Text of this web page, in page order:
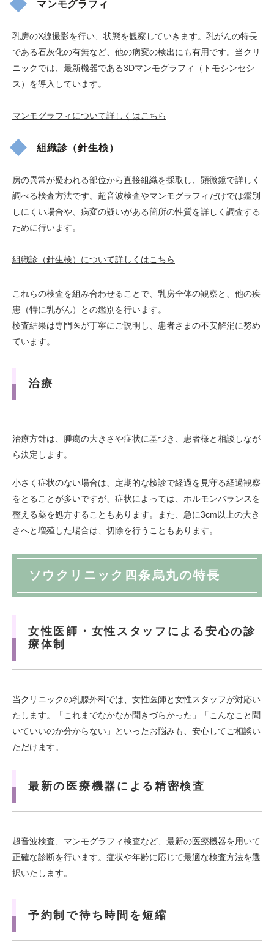
マンモグラフィ
乳房のX線撮影を行い、状態を観察していきます。乳がんの特長
である石灰化の有無など、他の病変の検出にも有用です。当クリ
ニックでは、最新機器である3Dマンモグラフィ（トモシンセシ
ス）を導入しています。
マンモグラフィについて詳しくはこちら
組織診（針生検）
房の異常が疑われる部位から直接組織を採取し、顕微鏡で詳しく
調べる検査方法です。超音波検査やマンモグラフィだけでは鑑別
しにくい場合や、病変の疑いがある箇所の性質を詳しく調査する
ために行います。
組織診（針生検）について詳しくはこちら
これらの検査を組み合わせることで、乳房全体の観察と、他の疾
患（特に乳がん）との鑑別を行います。
検査結果は専門医が丁寧にご説明し、患者さまの不安解消に努め
ています。
治療
治療方針は、腫瘍の大きさや症状に基づき、患者様と相談しなが
ら決定します。
小さく症状のない場合は、定期的な検診で経過を見守る経過観察
をとることが多いですが、症状によっては、ホルモンバランスを
整える薬を処方することもあります。また、急に3cm以上の大き
さへと増殖した場合は、切除を行うこともあります。
ソウクリニック四条烏丸の特長
女性医師・女性スタッフによる安心の診
療体制
当クリニックの乳腺外科では、女性医師と女性スタッフが対応い
たします。「これまでなかなか聞きづらかった」「こんなこと聞
いていいのか分からない」といったお悩みも、安心してご相談い
ただけます。
最新の医療機器による精密検査
超音波検査、マンモグラフィ検査など、最新の医療機器を用いて
正確な診断を行います。症状や年齢に応じて最適な検査方法を選
択いたします。
予約制で待ち時間を短縮